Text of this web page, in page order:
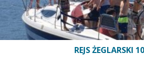
REJS ŻEGLARSKI